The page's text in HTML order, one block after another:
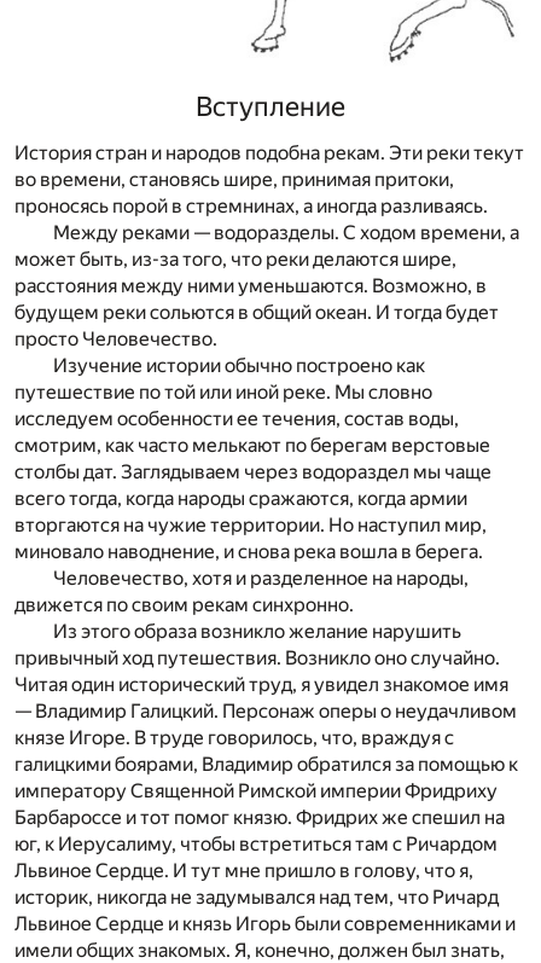
Вступление
История стран и народов подобна рекам. Эти реки текут
во времени, становясь шире, принимая притоки,
проносясь порой в стремнинах, а иногда разливаясь.
Между реками — водоразделы. С ходом времени, а
может быть, из-за того, что реки делаются шире,
расстояния между ними уменьшаются. Возможно, в
будущем реки сольются в общий океан. И тогда будет
просто Человечество.
Изучение истории обычно построено как
путешествие по той или иной реке. Мы словно
исследуем особенности ее течения, состав воды,
смотрим, как часто мелькают по берегам верстовые
столбы дат. Заглядываем через водораздел мы чаще
всего тогда, когда народы сражаются, когда армии
вторгаются на чужие территории. Но наступил мир,
миновало наводнение, и снова река вошла в берега.
Человечество, хотя и разделенное на народы,
движется по своим рекам синхронно.
Из этого образа возникло желание нарушить
привычный ход путешествия. Возникло оно случайно.
Читая один исторический труд, я увидел знакомое имя
— Владимир Галицкий. Персонаж оперы о неудачливом
князе Игоре. В труде говорилось, что, враждуя с
галицкими боярами, Владимир обратился за помощью к
императору Священной Римской империи Фридриху
Барбароссе и тот помог князю. Фридрих же спешил на
юг, к Иерусалиму, чтобы встретиться там с Ричардом
Львиное Сердце. И тут мне пришло в голову, что я,
историк, никогда не задумывался над тем, что Ричард
Львиное Сердце и князь Игорь были современниками и
имели общих знакомых. Я, конечно, должен был знать,